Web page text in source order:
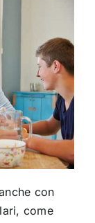
con
come